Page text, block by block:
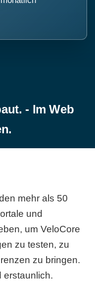
- Im Web
mehr als 50
und
um VeloCore
zu testen, zu
zu bringen.
erstaunlich.